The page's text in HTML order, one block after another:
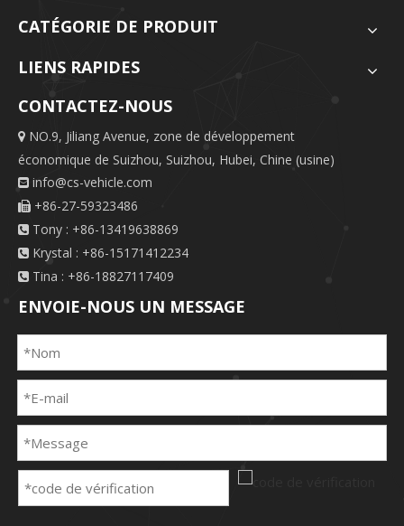
d'Ivoire sera bientôt
établie
CATÉGORIE DE PRODUIT
LIENS RAPIDES
CONTACTEZ-NOUS
 NO.9, Jiliang Avenue, zone de développement
économique de Suizhou, Suizhou, Hubei, Chine (usine)
 info@cs-vehicle.com
 +86-27-59323486
 Tony : +86-13419638869
 Krystal : +86-15171412234
 Tina : +86-18827117409
ENVOIE-NOUS UN MESSAGE